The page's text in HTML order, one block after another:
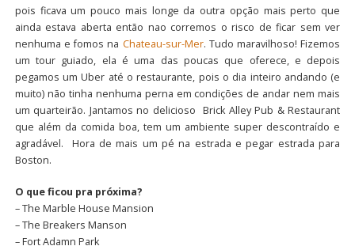
pois ficava um pouco mais longe da outra opção mais perto que
ainda estava aberta então nao corremos o risco de ficar sem ver
nenhuma e fomos na Chateau-sur-Mer. Tudo maravilhoso! Fizemos
um tour guiado, ela é uma das poucas que oferece, e depois
pegamos um Uber até o restaurante, pois o dia inteiro andando (e
muito) não tinha nenhuma perna em condições de andar nem mais
um quarteirão. Jantamos no delicioso Brick Alley Pub & Restaurant
que além da comida boa, tem um ambiente super descontraído e
agradável. Hora de mais um pé na estrada e pegar estrada para
Boston.
O que ficou pra próxima?
– The Marble House Mansion
– The Breakers Manson
– Fort Adamn Park